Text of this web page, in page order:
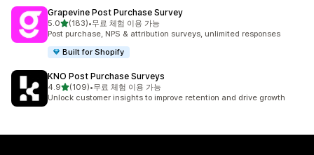
Grapevine Post Purchase Survey
5.0별 5개 중
(183)
총 리뷰 183개
•무료 체험 이용 가능
Post purchase, NPS & attribution surveys, unlimited responses
Built for Shopify
KNO Post Purchase Surveys
4.9별 5개 중
(109)
총 리뷰 109개
•무료 체험 이용 가능
Unlock customer insights to improve retention and drive growth